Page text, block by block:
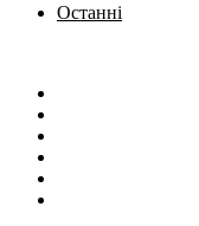
Останні